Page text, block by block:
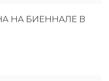
НА БИЕННАЛЕ В